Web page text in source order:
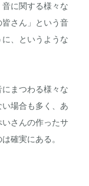
に関する様々な
さん」という音
、というような
まつわる様々な
場合も多く、あ
さんの作ったサ
確実にある。